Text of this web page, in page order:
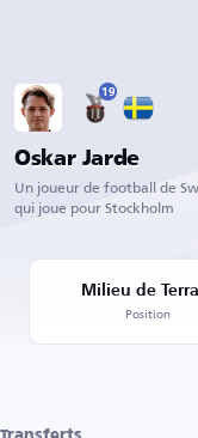
19
Oskar Jarde
Un joueur de football de
qui joue pour Stockholm
Milieu de
Position